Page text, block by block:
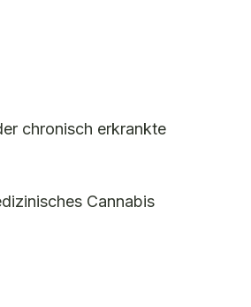
chronisch erkrankte
Cannabis